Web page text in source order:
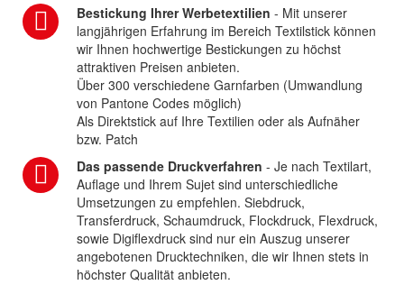
Bestickung Ihrer Werbetextilien - Mit unserer
langjährigen Erfahrung im Bereich Textilstick können
wir Ihnen hochwertige Bestickungen zu höchst
attraktiven Preisen anbieten.
Über 300 verschiedene Garnfarben (Umwandlung
von Pantone Codes möglich)
Als Direktstick auf Ihre Textilien oder als Aufnäher
bzw. Patch
Das passende Druckverfahren - Je nach Textilart,
Auflage und Ihrem Sujet sind unterschiedliche
Umsetzungen zu empfehlen. Siebdruck,
Transferdruck, Schaumdruck, Flockdruck, Flexdruck,
sowie Digiflexdruck sind nur ein Auszug unserer
angebotenen Drucktechniken, die wir Ihnen stets in
höchster Qualität anbieten.